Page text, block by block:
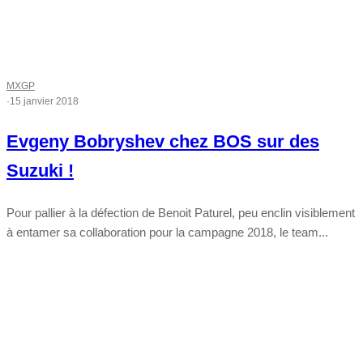
MXGP
·15 janvier 2018
Evgeny Bobryshev chez BOS sur des
Suzuki !
Pour pallier à la défection de Benoit Paturel, peu enclin visiblement
à entamer sa collaboration pour la campagne 2018, le team...